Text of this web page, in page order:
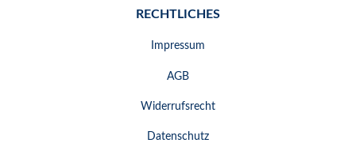
RECHTLICHES
Impressum
AGB
Widerrufsrecht
Datenschutz